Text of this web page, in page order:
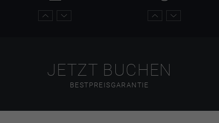
JETZT BUCHEN
BESTPREISGARANTIE